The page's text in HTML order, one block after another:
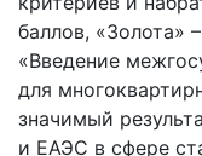
баллов, «Золота»
«Введение
для
значимый
и ЕАЭС в сфере